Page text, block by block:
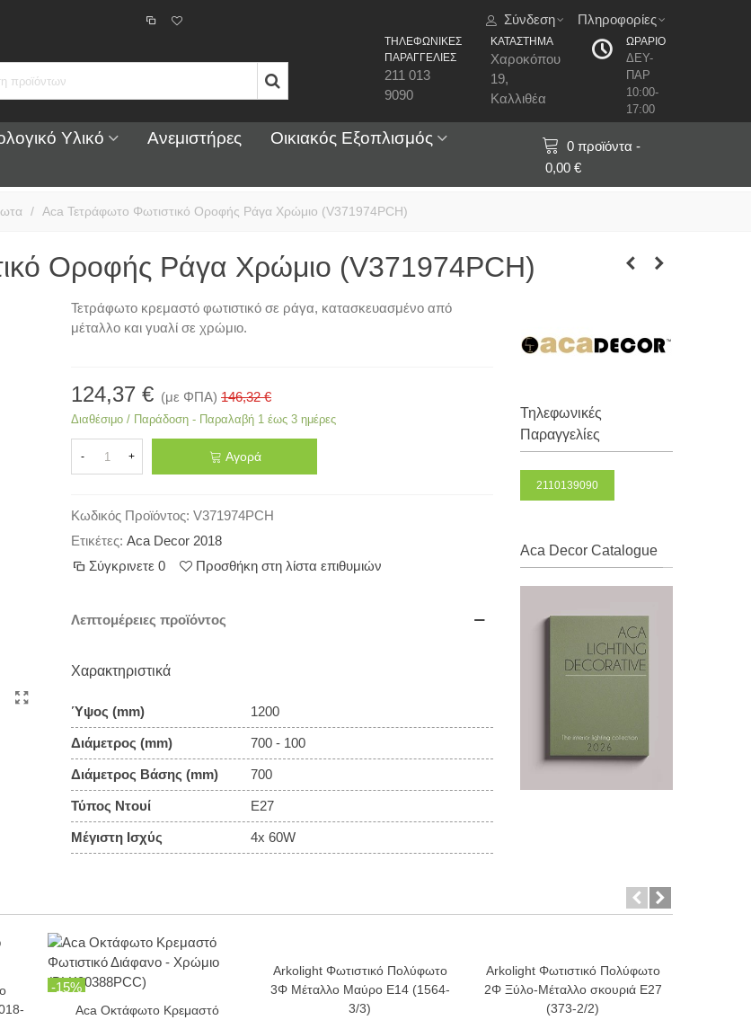
Σύνδεση Πληροφορίες
ΤΗΛΕΦΩΝΙΚΕΣ
ΠΑΡΑΓΓΕΛΙΕΣ
211 013
9090
ΚΑΤΑΣΤΗΜΑ
Χαροκόπου
19,
Καλλιθέα
ΩΡΑΡΙΟ
ΔΕΥ-
ΠΑΡ
10:00-
17:00
Υλικό Ανεμιστήρες
Οικιακός Εξοπλισμός
0 προϊόντα -
0,00 €
/ Aca Τετράφωτο Φωτιστικό Οροφής Ράγα Χρώμιο (V371974PCH)
Οροφής Ράγα Χρώμιο (V371974PCH)
Τετράφωτο κρεμαστό φωτιστικό σε ράγα, κατασκευασμένο από
μέταλλο και γυαλί σε χρώμιο.
124,37 € (με ΦΠΑ) 146,32 €
Διαθέσιμο / Παράδοση - Παραλαβή 1 έως 3 ημέρες
- + Αγορά
Κωδικός Προϊόντος: V371974PCH
Ετικέτες: Aca Decor 2018
Σύγκρινετε 0 Προσθήκη στη λίστα επιθυμιών
Λεπτομέρειες προϊόντος
Χαρακτηριστικά
Ύψος (mm) 1200
Διάμετρος (mm) 700 - 100
Διάμετρος Βάσης (mm) 700
Τύπος Ντουί E27
Μέγιστη Ισχύς 4x 60W
Τηλεφωνικές
Παραγγελίες
2110139090
Aca Decor Catalogue
-15%
Aca Οκτάφωτο Κρεμαστό
-10%
Arkolight Φωτιστικό Πολύφωτο
3Φ Μέταλλο Μαύρο E14 (1564-
3/3)
-10%
Arkolight Φωτιστικό Πολύφωτο
2Φ Ξύλο-Μέταλλο σκουριά Ε27
(373-2/2)